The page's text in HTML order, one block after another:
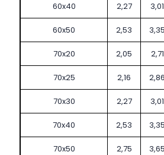
60x40 2,27 3,01
60x50 2,53 3,35
70x20 2,05 2,71
70x25 2,16 2,86
70x30 2,27 3,01
70x40 2,53 3,35
70x50 2,75 3,65